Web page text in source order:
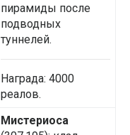
пирамиды после
подводных
туннелей.
Награда: 4000
реалов.
Мистериоса